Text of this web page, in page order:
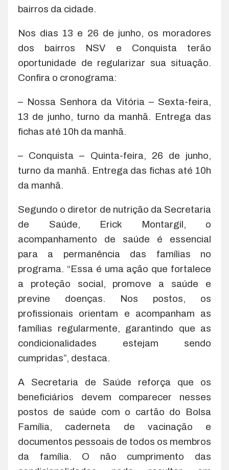
bairros da cidade.
Nos dias 13 e 26 de junho, os moradores
dos bairros NSV e Conquista terão
oportunidade de regularizar sua situação.
Confira o cronograma:
– Nossa Senhora da Vitória – Sexta-feira,
13 de junho, turno da manhã. Entrega das
fichas até 10h da manhã.
– Conquista – Quinta-feira, 26 de junho,
turno da manhã. Entrega das fichas até 10h
da manhã.
Segundo o diretor de nutrição da Secretaria
de Saúde, Erick Montargil, o
acompanhamento de saúde é essencial
para a permanência das famílias no
programa. “Essa é uma ação que fortalece
a proteção social, promove a saúde e
previne doenças. Nos postos, os
profissionais orientam e acompanham as
famílias regularmente, garantindo que as
condicionalidades estejam sendo
cumpridas”, destaca.
A Secretaria de Saúde reforça que os
beneficiários devem comparecer nesses
postos de saúde com o cartão do Bolsa
Família, caderneta de vacinação e
documentos pessoais de todos os membros
da família. O não cumprimento das